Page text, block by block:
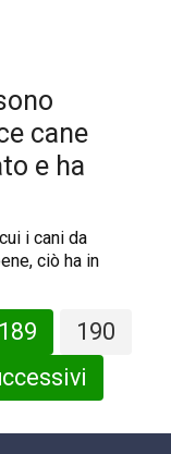
cane
e ha
i cani da
ciò ha in
189
190